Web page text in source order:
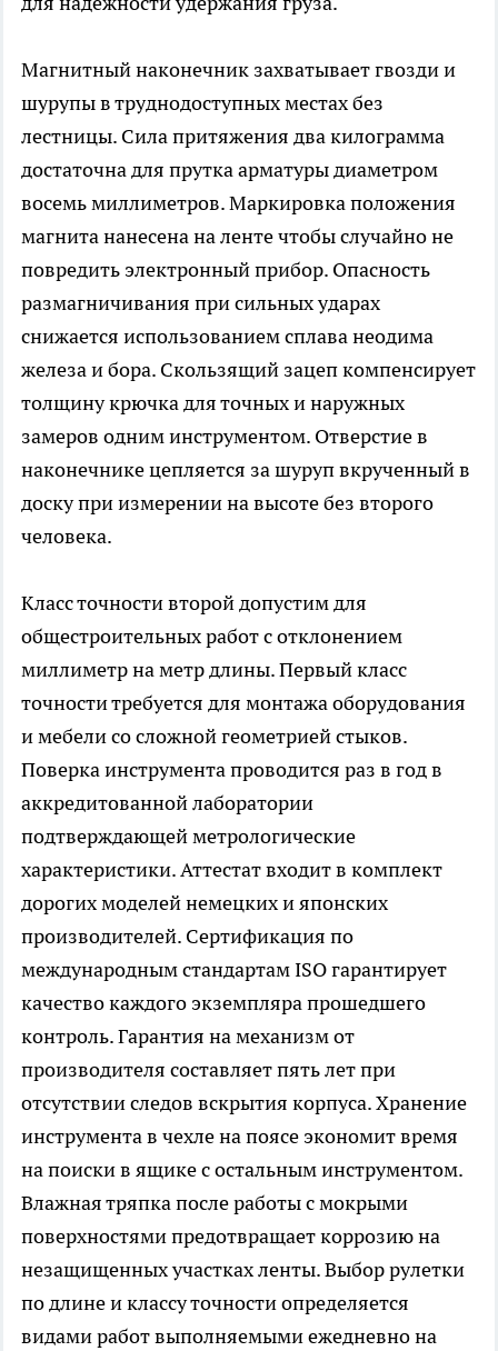
Магнитный наконечник захватывает гвозди и
шурупы в труднодоступных местах без
лестницы. Сила притяжения два килограмма
достаточна для прутка арматуры диаметром
восемь миллиметров. Маркировка положения
магнита нанесена на ленте чтобы случайно не
повредить электронный прибор. Опасность
размагничивания при сильных ударах
снижается использованием сплава неодима
железа и бора. Скользящий зацеп компенсирует
толщину крючка для точных и наружных
замеров одним инструментом. Отверстие в
наконечнике цепляется за шуруп вкрученный в
доску при измерении на высоте без второго
человека.
Класс точности второй допустим для
общестроительных работ с отклонением
миллиметр на метр длины. Первый класс
точности требуется для монтажа оборудования
и мебели со сложной геометрией стыков.
Поверка инструмента проводится раз в год в
аккредитованной лаборатории
подтверждающей метрологические
характеристики. Аттестат входит в комплект
дорогих моделей немецких и японских
производителей. Сертификация по
международным стандартам ISO гарантирует
качество каждого экземпляра прошедшего
контроль. Гарантия на механизм от
производителя составляет пять лет при
отсутствии следов вскрытия корпуса. Хранение
инструмента в чехле на поясе экономит время
на поиски в ящике с остальным инструментом.
Влажная тряпка после работы с мокрыми
поверхностями предотвращает коррозию на
незащищенных участках ленты. Выбор рулетки
по длине и классу точности определяется
видами работ выполняемыми ежедневно на